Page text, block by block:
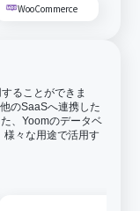
WooCommerce
ることができま
のSaaSへ連携した
、Yoomのデータベ
様々な用途で活用す